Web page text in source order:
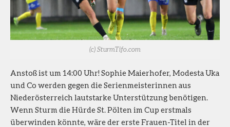
(c) SturmTifo.com
Anstoß ist um 14:00 Uhr! Sophie Maierhofer, Modesta Uka
und Co werden gegen die Serienmeisterinnen aus
Niederösterreich lautstarke Unterstützung benötigen.
Wenn Sturm die Hürde St. Pölten im Cup erstmals
überwinden könnte, wäre der erste Frauen-Titel in der